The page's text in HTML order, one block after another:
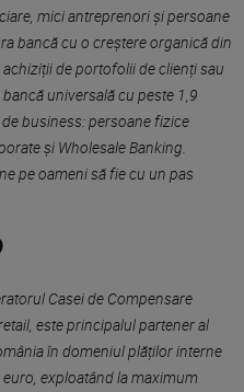
mici antreprenori și persoane
bancă cu o creștere organică din
de portofolii de clienți sau
universală cu peste 1,9
business: persoane fizice
și Wholesale Banking.
pe oameni să fie cu un pas
Casei de Compensare
este principalul partener al
în domeniul plăților interne
exploatând la maximum